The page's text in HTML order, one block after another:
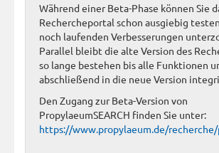
Während einer Beta-Phase können Sie
Rechercheportal schon ausgiebig
noch laufenden Verbesserungen
Parallel bleibt die alte Version des
so lange bestehen bis alle Funktionen
abschließend in die neue Version
Den Zugang zur Beta-Version von
PropylaeumSEARCH finden Sie unter:
https://www.propylaeum.de/recherche/